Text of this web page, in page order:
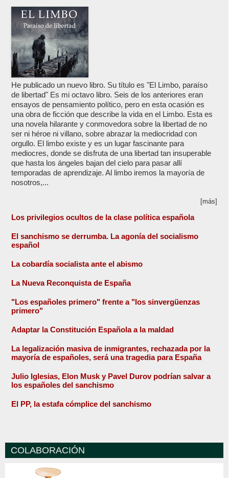
He publicado un nuevo libro. Su título es "El Limbo, paraíso
de libertad" Es mi octavo libro. Seis de los anteriores eran
ensayos de pensamiento político, pero en esta ocasión es
una obra de ficción que describe la vida en el Limbo. Esta es
una novela hilarante y conmovedora sobre la libertad de no
ser ni héroe ni villano, sobre abrazar la mediocridad con
orgullo. El limbo existe y es un lugar fascinante para
mediocres, donde se disfruta de una libertad tan insuperable
que hasta los ángeles bajan del cielo para pasar allí
temporadas de aprendizaje. Al limbo iremos la mayoría de
nosotros,...
[más]
Los privilegios ocultos de la clase política española
El sanchismo se derrumba. La agonía del socialismo
español
La cobardía socialista ante el abismo
La Nueva Reconquista de España
"Los españoles primero" frente a "los sinvergüenzas
primero"
Adaptar la Constitución Española a la maldad
La legalización masiva de inmigrantes, rechazada por la
mayoría de españoles, será una tragedia para España
Julio Iglesias, Elon Musk y Pavel Durov podrían salvar a
los españoles del sanchismo
El PP, la estafa cómplice del sanchismo
COLABORACIÓN